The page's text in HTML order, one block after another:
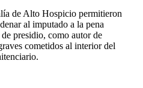
de Alto Hospicio permitieron
al imputado a la pena
presidio, como autor de
cometidos al interior del